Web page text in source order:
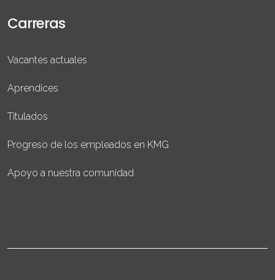
Carreras
Vacantes actuales
Aprendices
Titulados
Progreso de los empleados en KMG
Apoyo a nuestra comunidad